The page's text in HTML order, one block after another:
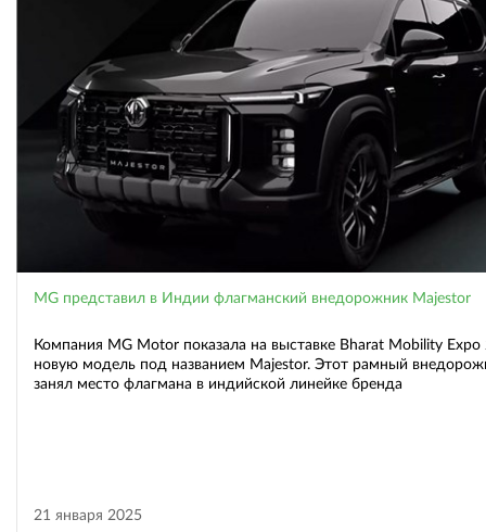
MG представил в Индии флагманский внедорожник Majestor
Компания MG Motor показала на выставке Bharat Mobility Expo
новую модель под названием Majestor. Этот рамный
занял место флагмана в индийской линейке бренда
21 января 2025